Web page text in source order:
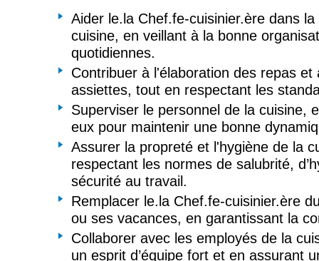
Aider le.la Chef.fe-cuisinier.ère dans
cuisine, en veillant à la bonne
quotidiennes.
Contribuer à l'élaboration des repas et
assiettes, tout en respectant les
Superviser le personnel de la cuisine,
eux pour maintenir une bonne
Assurer la propreté et l'hygiène de la
respectant les normes de salubrité,
sécurité au travail.
Remplacer le.la Chef.fe-cuisinier.ère
ou ses vacances, en garantissant la
Collaborer avec les employés de la
un esprit d’équipe fort et en assurant